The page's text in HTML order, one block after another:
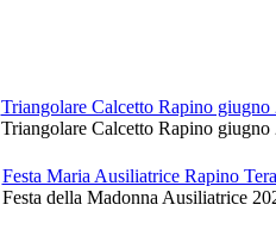
Triangolare Calcetto Rapino giugno
Triangolare Calcetto Rapino giugno
Festa Maria Ausiliatrice Rapino
Festa della Madonna Ausiliatrice